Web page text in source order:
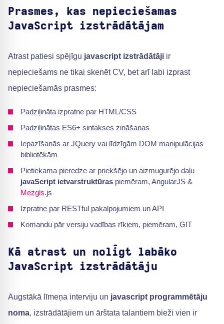
Prasmes, kas nepieciešamas
JavaScript izstrādātājam
Atrast patiesi spējīgu javascript izstrādātāji ir
nepieciešams ne tikai skenēt CV, bet arī labi izprast
nepieciešamās prasmes:
Padziļināta izpratne par HTML/CSS
Padziļinātas ES6+ sintakses zināšanas
Iepazīšanās ar JQuery vai līdzīgām DOM manipulācijas
bibliotēkām
Pietiekama pieredze ar priekšējo un aizmugurējo daļu
javaScript ietvarstruktūras piemēram, AngularJS &
Mezgls.js
Izpratne par RESTful pakalpojumiem un API
Komandu pār versiju vadības rīkiem, piemēram, GIT
Kā atrast un nolīgt labāko
JavaScript izstrādātāju
Augstākā līmeņa interviju un javascript programmētāju
noma, izstrādātājiem un ārštata talantiem bieži vien ir